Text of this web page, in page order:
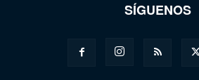
SÍGUENOS